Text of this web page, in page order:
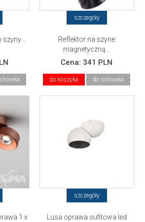
szczegóły
Reflektor na szyne
magnetyczną...
Cena: 341 PLN
do koszyka do schowka
1 x
szczegóły
Lusa oprawa sufitowa led